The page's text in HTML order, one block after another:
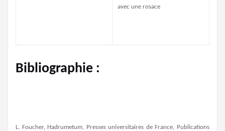
avec une rosace
Bibliographie :
L. Foucher, Hadrumetum, Presses universitaires de France, Publications